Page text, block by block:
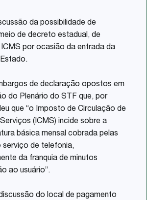
da possibilidade de
de decreto estadual, de
por ocasião da entrada da
de declaração opostos em
do Plenário do STF que, por
que “o Imposto de Circulação de
(ICMS) incide sobre a
básica mensal cobrada pelas
serviço de telefonia,
da franquia de minutos
ao usuário”.
do local de pagamento